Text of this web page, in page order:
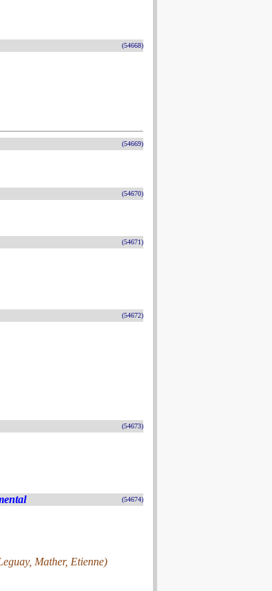
(54668)
(54669)
(54670)
(54671)
(54672)
(54673)
(54674)
Mather, Etienne)